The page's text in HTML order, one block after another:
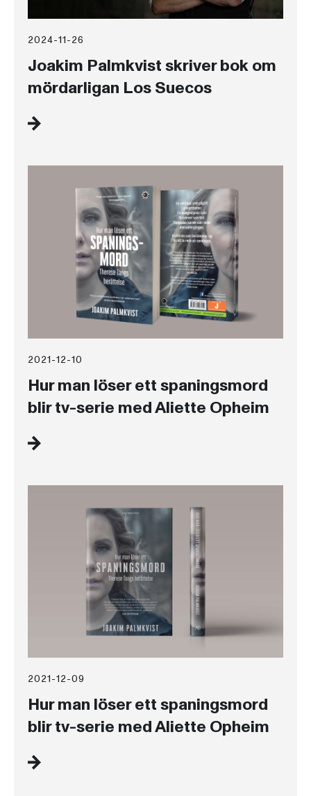
2024-11-26
Joakim Palmkvist skriver bok om
mördarligan Los Suecos
2021-12-10
Hur man löser ett spaningsmord
blir tv-serie med Aliette Opheim
2021-12-09
Hur man löser ett spaningsmord
blir tv-serie med Aliette Opheim